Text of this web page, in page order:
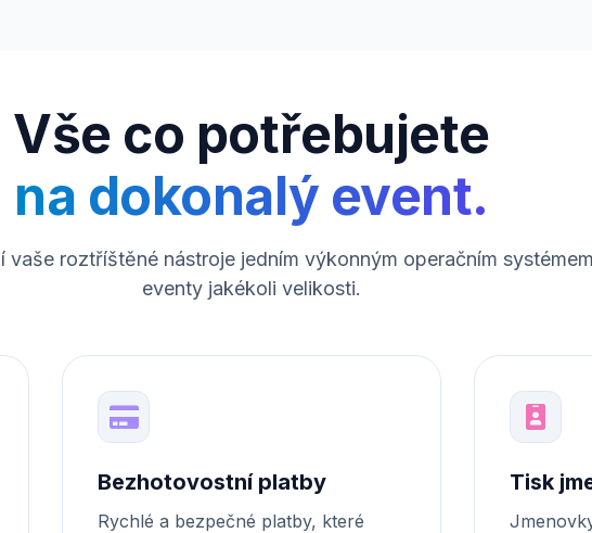
Vše co potřebujete
na dokonalý event.
vaše roztříštěné nástroje jedním výkonným operačním
eventy jakékoli velikosti.
Bezhotovostní platby
Rychlé a bezpečné platby, které
Tisk